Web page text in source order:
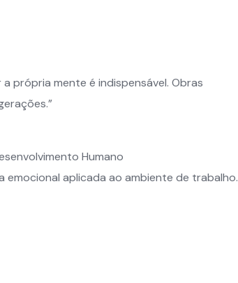
própria mente é indispensável. Obras
Humano
emocional aplicada ao ambiente de trabalho.